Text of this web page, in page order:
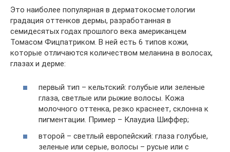
Это наиболее популярная в дерматокосметологии
градация оттенков дермы, разработанная в
семидесятых годах прошлого века американцем
Томасом Фицпатриком. В ней есть 6 типов кожи,
которые отличаются количеством меланина в волосах,
глазах и дерме:
первый тип – кельтский: голубые или зеленые
глаза, светлые или рыжие волосы. Кожа
молочного оттенка, резко краснеет, склонна к
пигментации. Пример – Клаудиа Шиффер;
второй – светлый европейский: глаза голубые,
зеленые или серые, волосы – русые или с